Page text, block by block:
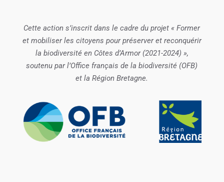
Cette action s’inscrit dans le cadre du projet « Former
et mobiliser les citoyens pour préserver et reconquérir
la biodiversité en Côtes d’Armor (2021-2024) »,
soutenu par l’Office français de la biodiversité (OFB)
et la Région Bretagne.